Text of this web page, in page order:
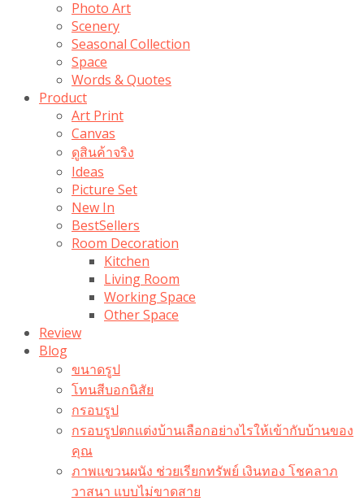
Photo Art
Scenery
Seasonal Collection
Space
Words & Quotes
Product
Art Print
Canvas
ดูสินค้าจริง
Ideas
Picture Set
New In
BestSellers
Room Decoration
Kitchen
Living Room
Working Space
Other Space
Review
Blog
ขนาดรูป
โทนสีบอกนิสัย
กรอบรูป
กรอบรูปตกแต่งบ้านเลือกอย่างไรให้เข้ากับบ้านของ
คุณ
ภาพแขวนผนัง ช่วยเรียกทรัพย์ เงินทอง โชคลาภ
วาสนา แบบไม่ขาดสาย